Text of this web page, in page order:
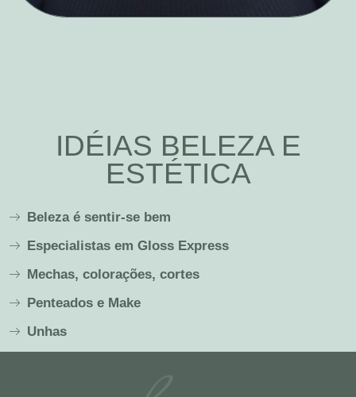
IDÉIAS BELEZA E
ESTÉTICA
Beleza é sentir-se bem
Especialistas em Gloss Express
Mechas, colorações, cortes
Penteados e Make
Unhas